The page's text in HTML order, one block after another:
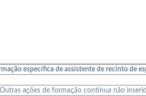
específica de assistente de recinto de
ações de formação contínua não